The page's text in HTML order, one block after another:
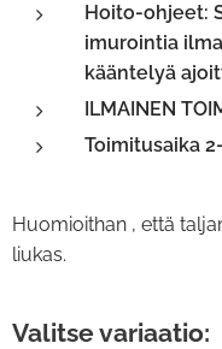
Hoito-ohjeet:
imurointia
kääntelyä
ILMAINEN
Toimitusaika
Huomioithan , että
liukas.
Valitse variaatio: